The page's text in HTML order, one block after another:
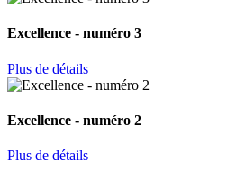
Excellence - numéro 3
Plus de détails
Excellence - numéro 2
Plus de détails